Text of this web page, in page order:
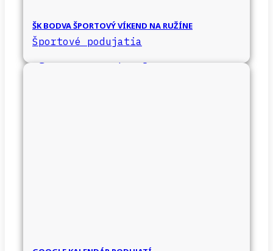
ŠK BODVA ŠPORTOVÝ VÍKEND NA RUŽÍNE
Športové podujatia